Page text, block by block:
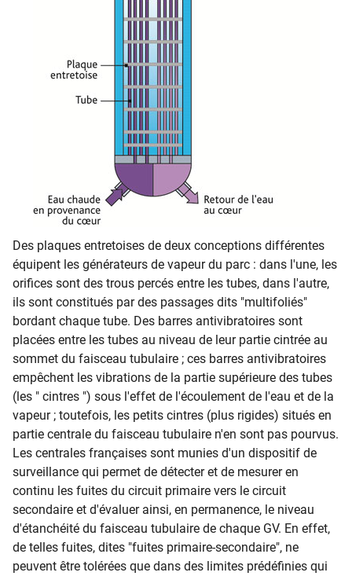
Des plaques entretoises de deux conceptions différentes
équipent les générateurs de vapeur du parc : dans l'une, les
orifices sont des trous percés entre les tubes, dans l'autre,
ils sont constitués par des passages dits "multifoliés"
bordant chaque tube. Des barres antivibratoires sont
placées entre les tubes au niveau de leur partie cintrée au
sommet du faisceau tubulaire ; ces barres antivibratoires
empêchent les vibrations de la partie supérieure des tubes
(les " cintres ") sous l'effet de l'écoulement de l'eau et de la
vapeur ; toutefois, les petits cintres (plus rigides) situés en
partie centrale du faisceau tubulaire n'en sont pas pourvus.
Les centrales françaises sont munies d'un dispositif de
surveillance qui permet de détecter et de mesurer en
continu les fuites du circuit primaire vers le circuit
secondaire et d'évaluer ainsi, en permanence, le niveau
d'étanchéité du faisceau tubulaire de chaque GV. En effet,
de telles fuites, dites "fuites primaire-secondaire", ne
peuvent être tolérées que dans des limites prédéfinies qui